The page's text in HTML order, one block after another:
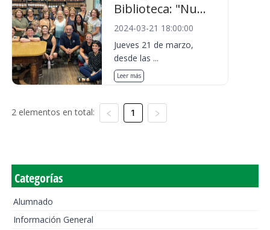
Biblioteca: "Nu...
2024-03-21 18:00:00
Jueves 21 de marzo,
desde las ...
Leer más
2 elementos en total: 1
Categorías
Alumnado
Información General